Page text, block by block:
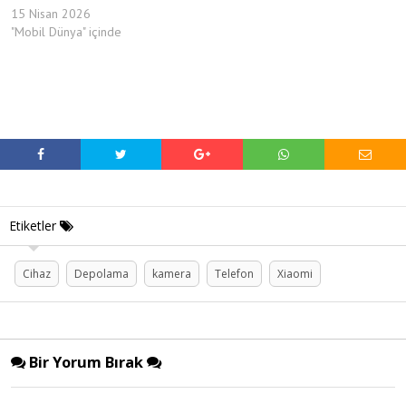
15 Nisan 2026
"Mobil Dünya" içinde
Etiketler
Cihaz Depolama kamera Telefon Xiaomi
Bir Yorum Bırak